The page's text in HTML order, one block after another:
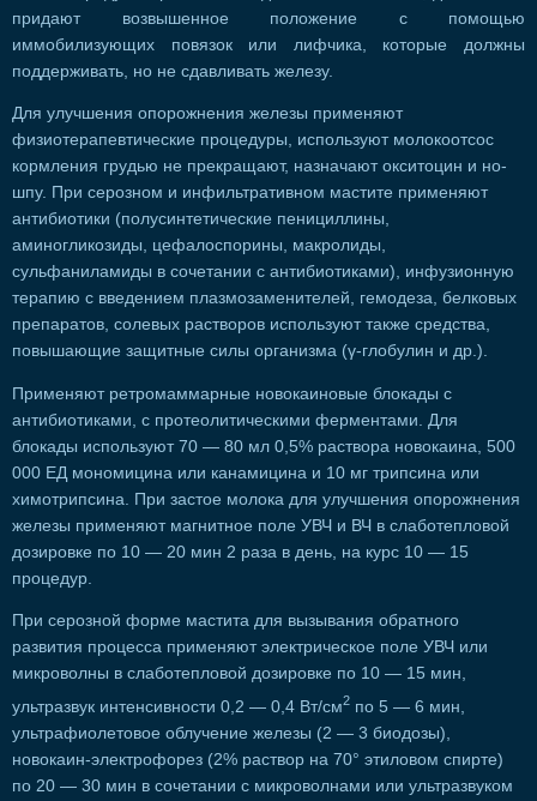
придают возвышенное положение с помощью
иммобилизующих повязок или лифчика, которые должны
поддерживать, но не сдавливать железу.
Для улучшения опорожнения железы применяют
физиотерапевтические процедуры, используют молокоотсос
кормления грудью не прекращают, назначают окситоцин и но-
шпу. При серозном и инфильтративном мастите применяют
антибиотики (полусинтетические пенициллины,
аминогликозиды, цефалоспорины, макролиды,
сульфаниламиды в сочетании с антибиотиками), инфузионную
терапию с введением плазмозаменителей, гемодеза, белковых
препаратов, солевых растворов используют также средства,
повышающие защитные силы организма (γ-глобулин и др.).
Применяют ретромаммарные новокаиновые блокады с
антибиотиками, с протеолитическими ферментами. Для
блокады используют 70 — 80 мл 0,5% раствора новокаина, 500
000 ЕД мономицина или канамицина и 10 мг трипсина или
химотрипсина. При застое молока для улучшения опорожнения
железы применяют магнитное поле УВЧ и ВЧ в слаботепловой
дозировке по 10 — 20 мин 2 раза в день, на курс 10 — 15
процедур.
При серозной форме мастита для вызывания обратного
развития процесса применяют электрическое поле УВЧ или
микроволны в слаботепловой дозировке по 10 — 15 мин,
ультразвук интенсивности 0,2 — 0,4 Вт/см2 по 5 — 6 мин,
ультрафиолетовое облучение железы (2 — 3 биодозы),
новокаин-электрофорез (2% раствор на 70° этиловом спирте)
по 20 — 30 мин в сочетании с микроволнами или ультразвуком